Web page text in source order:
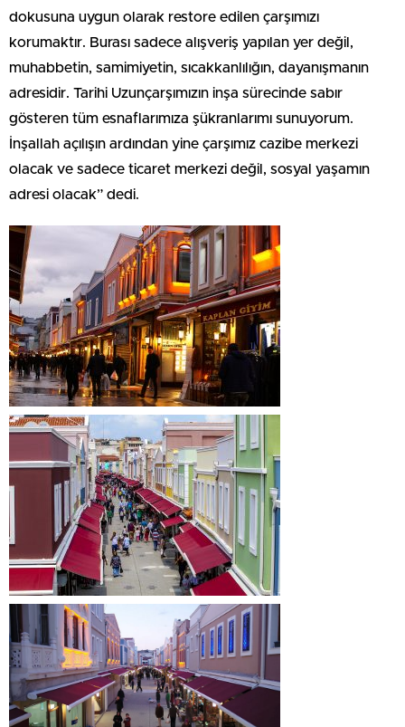
dokusuna uygun olarak restore edilen çarşımızı
korumaktır. Burası sadece alışveriş yapılan yer değil,
muhabbetin, samimiyetin, sıcakkanlılığın, dayanışmanın
adresidir. Tarihi Uzunçarşımızın inşa sürecinde sabır
gösteren tüm esnaflarımıza şükranlarımı sunuyorum.
İnşallah açılışın ardından yine çarşımız cazibe merkezi
olacak ve sadece ticaret merkezi değil, sosyal yaşamın
adresi olacak” dedi.